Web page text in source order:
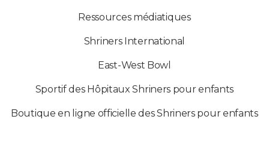
Ressources médiatiques
Shriners International
East-West Bowl
Sportif des Hôpitaux Shriners pour enfants
Boutique en ligne officielle des Shriners pour enfants